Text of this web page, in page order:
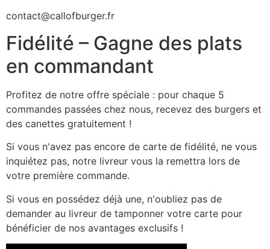
contact@callofburger.fr
Fidélité – Gagne des plats
en commandant
Profitez de notre offre spéciale : pour chaque 5
commandes passées chez nous, recevez des burgers et
des canettes gratuitement !
Si vous n'avez pas encore de carte de fidélité, ne vous
inquiétez pas, notre livreur vous la remettra lors de
votre première commande.
Si vous en possédez déjà une, n'oubliez pas de
demander au livreur de tamponner votre carte pour
bénéficier de nos avantages exclusifs !